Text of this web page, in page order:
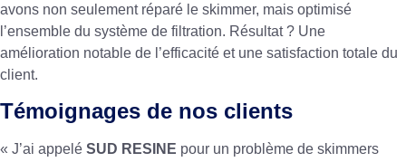
avons non seulement réparé le skimmer, mais optimisé
l’ensemble du système de filtration. Résultat ? Une
amélioration notable de l’efficacité et une satisfaction totale du
client.
Témoignages de nos clients
« J’ai appelé SUD RESINE pour un problème de skimmers